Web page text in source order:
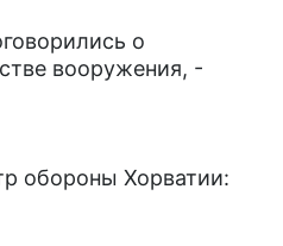
о
вооружения, -
обороны Хорватии: